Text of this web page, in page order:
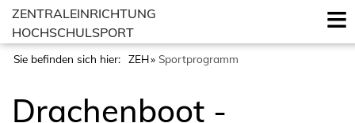
ZENTRALEINRICHTUNG
HOCHSCHULSPORT
Sie befinden sich hier: ZEH Sportprogramm
Drachenboot -